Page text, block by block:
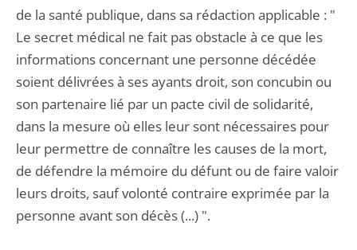
de la santé publique, dans sa rédaction applicable : "
Le secret médical ne fait pas obstacle à ce que les
informations concernant une personne décédée
soient délivrées à ses ayants droit, son concubin ou
son partenaire lié par un pacte civil de solidarité,
dans la mesure où elles leur sont nécessaires pour
leur permettre de connaître les causes de la mort,
de défendre la mémoire du défunt ou de faire valoir
leurs droits, sauf volonté contraire exprimée par la
personne avant son décès (...) ".